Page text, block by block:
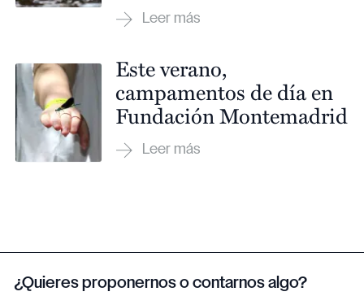
Este verano,
campamentos de día en
Fundación Montemadrid
¿Quieres proponernos o contarnos algo?